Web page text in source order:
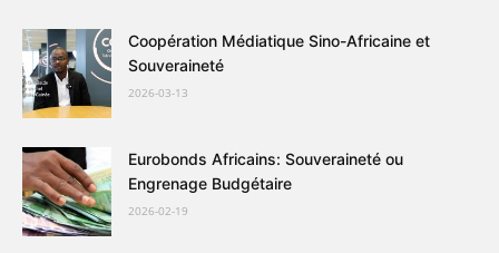
Coopération Médiatique Sino-Africaine et
Souveraineté
2026-03-13
Eurobonds Africains: Souveraineté ou
Engrenage Budgétaire
2026-02-19